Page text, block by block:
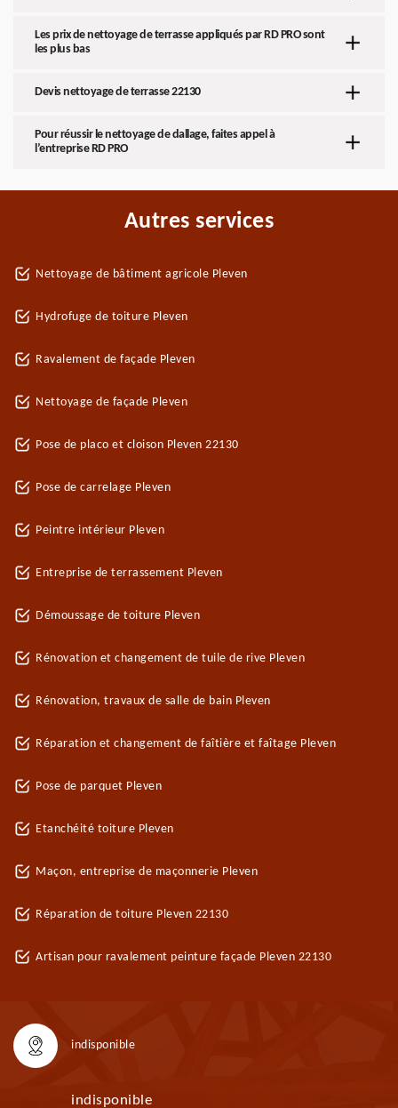
Les prix de nettoyage de terrasse appliqués par RD PRO sont
les plus bas
Devis nettoyage de terrasse 22130
Pour réussir le nettoyage de dallage, faites appel à
l’entreprise RD PRO
Autres services
Nettoyage de bâtiment agricole Pleven
Hydrofuge de toiture Pleven
Ravalement de façade Pleven
Nettoyage de façade Pleven
Pose de placo et cloison Pleven 22130
Pose de carrelage Pleven
Peintre intérieur Pleven
Entreprise de terrassement Pleven
Démoussage de toiture Pleven
Rénovation et changement de tuile de rive Pleven
Rénovation, travaux de salle de bain Pleven
Réparation et changement de faîtière et faîtage Pleven
Pose de parquet Pleven
Etanchéité toiture Pleven
Maçon, entreprise de maçonnerie Pleven
Réparation de toiture Pleven 22130
Artisan pour ravalement peinture façade Pleven 22130
indisponible
indisponible